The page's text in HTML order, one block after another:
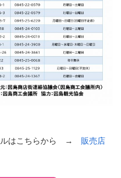
ルはこちらから → 販売店